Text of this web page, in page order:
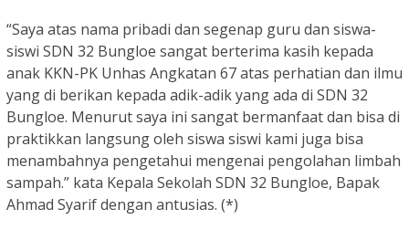
“Saya atas nama pribadi dan segenap guru dan siswa-
siswi SDN 32 Bungloe sangat berterima kasih kepada
anak KKN-PK Unhas Angkatan 67 atas perhatian dan ilmu
yang di berikan kepada adik-adik yang ada di SDN 32
Bungloe. Menurut saya ini sangat bermanfaat dan bisa di
praktikkan langsung oleh siswa siswi kami juga bisa
menambahnya pengetahui mengenai pengolahan limbah
sampah.” kata Kepala Sekolah SDN 32 Bungloe, Bapak
Ahmad Syarif dengan antusias. (*)